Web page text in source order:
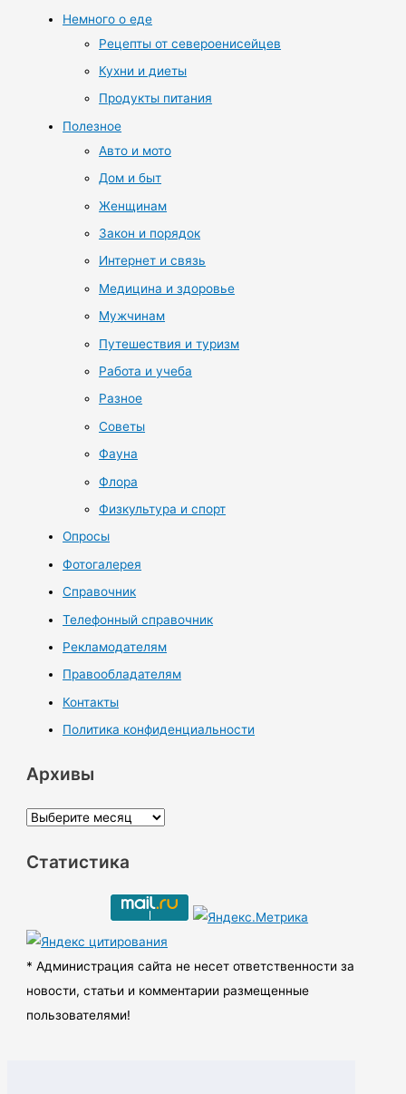
Немного о еде
Рецепты от североенисейцев
Кухни и диеты
Продукты питания
Полезное
Авто и мото
Дом и быт
Женщинам
Закон и порядок
Интернет и связь
Медицина и здоровье
Мужчинам
Путешествия и туризм
Работа и учеба
Разное
Советы
Фауна
Флора
Физкультура и спорт
Опросы
Фотогалерея
Справочник
Телефонный справочник
Рекламодателям
Правообладателям
Контакты
Политика конфиденциальности
Архивы
А
х
ы
Статистика
* Администрация сайта не несет ответственности за
новости, статьи и комментарии размещенные
пользователями!